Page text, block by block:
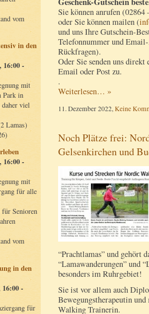
vom
in den
16:00 -
mit
Park in
viel
Lamas)
16:00 -
mit
für alle
Senioren
vom
in den
-
für
Sie können anrufen (02864
oder Sie können mailen (
und uns Ihre Gutschein-
Telefonnummer und
Rückfragen).
Oder Sie senden uns
Email oder Post zu.
.
Weiterlesen… »
11. Dezember 2022,Keine
Noch Plätze frei:
Gelsenkirchen und
“Prachtlamas” und gehört
“Lamawanderungen” und
besonders im Ruhrgebiet!
Sie ist vor allem auch
Bewegungstherapeutin
Walking Trainerin.